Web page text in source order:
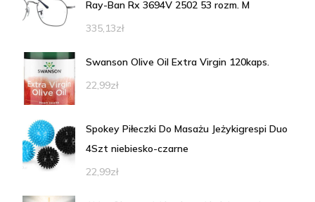
Ray-Ban Rx 3694V 2502 53 rozm. M
335,13zł
Swanson Olive Oil Extra Virgin 120kaps.
22,99zł
Spokey Piłeczki Do Masażu Jeżykigrespi Duo
4Szt niebiesko-czarne
22,99zł